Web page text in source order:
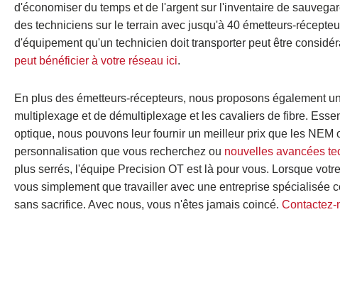
d'économiser du temps et de l'argent sur l'inventaire de
des techniciens sur le terrain avec jusqu'à 40 émetteurs-
d'équipement qu'un technicien doit transporter peut être
peut bénéficier à votre réseau ici.
En plus des émetteurs-récepteurs, nous proposons également
multiplexage et de démultiplexage et les cavaliers de fibre.
optique, nous pouvons leur fournir un meilleur prix que les
personnalisation que vous recherchez ou nouvelles avancées
plus serrés, l'équipe Precision OT est là pour vous. Lorsque
vous simplement que travailler avec une entreprise spécialisée
sans sacrifice. Avec nous, vous n'êtes jamais coincé. Contactez-